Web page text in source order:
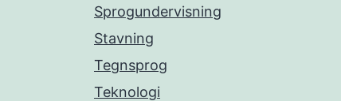
Sprogundervisning
Stavning
Tegnsprog
Teknologi